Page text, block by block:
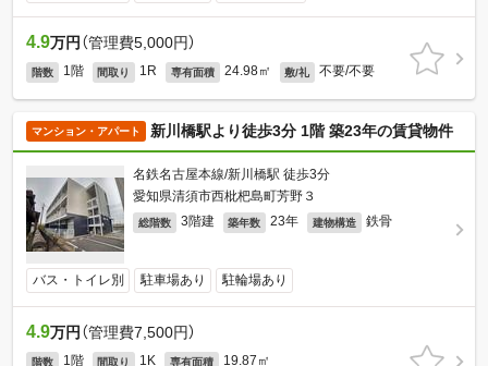
4.9万円 （管理費5,000円）
階数 1階 間取り 1R 専有面積 24.98㎡ 敷/礼 不要/不要
マンション・アパート 新川橋駅より徒歩3分 1階 築23年の賃貸物件
名鉄名古屋本線/新川橋駅 徒歩3分
愛知県清須市西枇杷島町芳野３
総階数 3階建 築年数 23年 建物構造 鉄骨
バス・トイレ別 駐車場あり 駐輪場あり
4.9万円 （管理費7,500円）
階数 1階 間取り 1K 専有面積 19.87㎡